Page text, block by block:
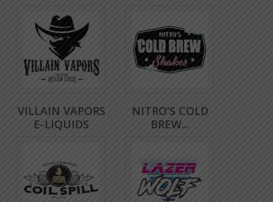
VILLAIN VAPORS
E-LIQUIDS
NITRO'S COLD
BREW...